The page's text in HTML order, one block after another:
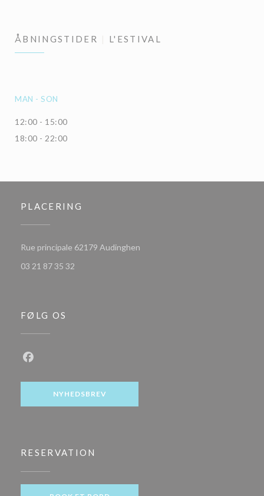
ÅBNINGSTIDER L'ESTIVAL
MAN - SON
12:00 - 15:00
18:00 - 22:00
PLACERING
Rue principale 62179 Audinghen
03 21 87 35 32
FØLG OS
NYHEDSBREV
RESERVATION